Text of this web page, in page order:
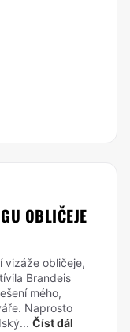
OBLIČEJE
vizáže obličeje,
Brandeis
mého,
Naprosto
Číst dál